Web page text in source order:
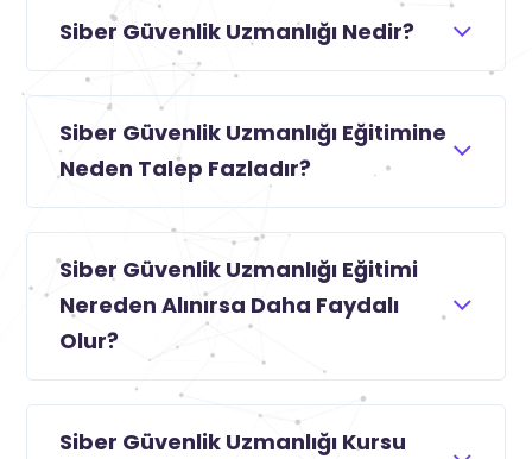
Siber Güvenlik Uzmanlığı Nedir?
Siber Güvenlik Uzmanlığı Eğitimine
Neden Talep Fazladır?
Siber Güvenlik Uzmanlığı Eğitimi
Nereden Alınırsa Daha Faydalı
Olur?
Siber Güvenlik Uzmanlığı Kursu